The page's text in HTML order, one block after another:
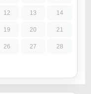
12 13 14
19 20 21
26 27 28